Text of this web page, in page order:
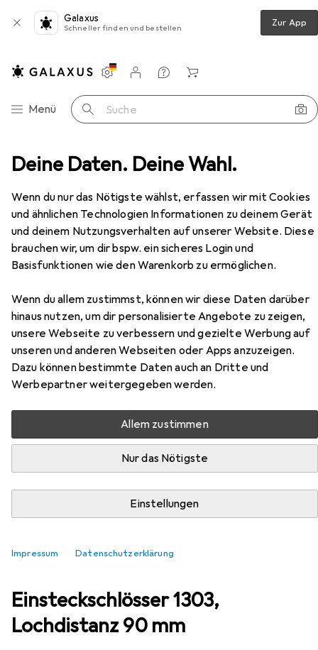
Deine Daten. Deine Wahl.
Wenn du nur das Nötigste wählst, erfassen wir mit Cookies
und ähnlichen Technologien Informationen zu deinem Gerät
und deinem Nutzungsverhalten auf unserer Website. Diese
brauchen wir, um dir bspw. ein sicheres Login und
Basisfunktionen wie den Warenkorb zu ermöglichen.
Wenn du allem zustimmst, können wir diese Daten darüber
hinaus nutzen, um dir personalisierte Angebote zu zeigen,
unsere Webseite zu verbessern und gezielte Werbung auf
unseren und anderen Webseiten oder Apps anzuzeigen.
Dazu können bestimmte Daten auch an Dritte und
Werbepartner weitergegeben werden.
Allem zustimmen
Nur das Nötigste
Einstellungen
Impressum Datenschutzerklärung
Galaxus
Schneller finden und bestellen Zur App
Navigation nach Kategorien
Menü Suche
Einstellungen
Kundenkonto
Vergleichslisten
Merklisten
Warenkorb
MSL Haustür-Einsteckschlösser 1303, Lochdistanz 90 mm
EUR
429,–
MSL Haustür-Einsteckschlösser 1303,
Lochdistanz 90 mm
Einsteckschloss
Einsteckschlösser 1303,
Lochdistanz 90 mm